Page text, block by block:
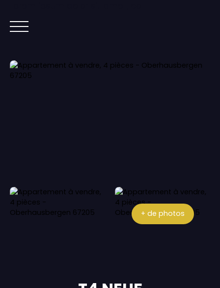
ACCUEIL ACHETER IMMOBILIER NEUF
+ de photos